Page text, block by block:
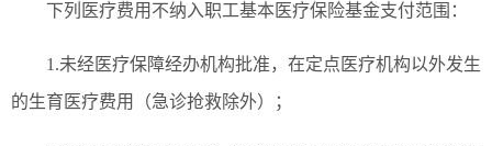
下列医疗费用不纳入职工基本医疗保险基金支付范围：
1.未经医疗保障经办机构批准，在定点医疗机构以外发生
的生育医疗费用（急诊抢救除外）；